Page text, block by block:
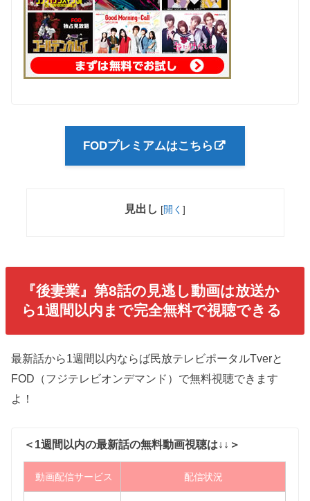
FODプレミアムはこちら
見出し [開く ]
『後妻業』第8話の見逃し動画は放送か
ら1週間以内まで完全無料で視聴できる
最新話から1週間以内ならば民放テレビポータルTverと
FOD（フジテレビオンデマンド）で無料視聴できます
よ！
＜1週間以内の最新話の無料動画視聴は↓↓＞
動画配信サービス 配信状況